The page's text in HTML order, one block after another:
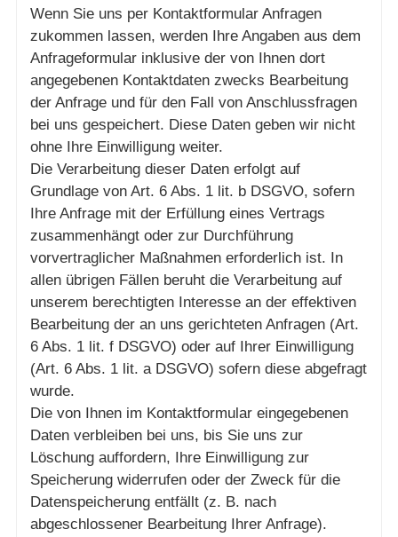
Wenn Sie uns per Kontaktformular Anfragen
zukommen lassen, werden Ihre Angaben aus dem
Anfrageformular inklusive der von Ihnen dort
angegebenen Kontaktdaten zwecks Bearbeitung
der Anfrage und für den Fall von Anschlussfragen
bei uns gespeichert. Diese Daten geben wir nicht
ohne Ihre Einwilligung weiter.
Die Verarbeitung dieser Daten erfolgt auf
Grundlage von Art. 6 Abs. 1 lit. b DSGVO, sofern
Ihre Anfrage mit der Erfüllung eines Vertrags
zusammenhängt oder zur Durchführung
vorvertraglicher Maßnahmen erforderlich ist. In
allen übrigen Fällen beruht die Verarbeitung auf
unserem berechtigten Interesse an der effektiven
Bearbeitung der an uns gerichteten Anfragen (Art.
6 Abs. 1 lit. f DSGVO) oder auf Ihrer Einwilligung
(Art. 6 Abs. 1 lit. a DSGVO) sofern diese abgefragt
wurde.
Die von Ihnen im Kontaktformular eingegebenen
Daten verbleiben bei uns, bis Sie uns zur
Löschung auffordern, Ihre Einwilligung zur
Speicherung widerrufen oder der Zweck für die
Datenspeicherung entfällt (z. B. nach
abgeschlossener Bearbeitung Ihrer Anfrage).